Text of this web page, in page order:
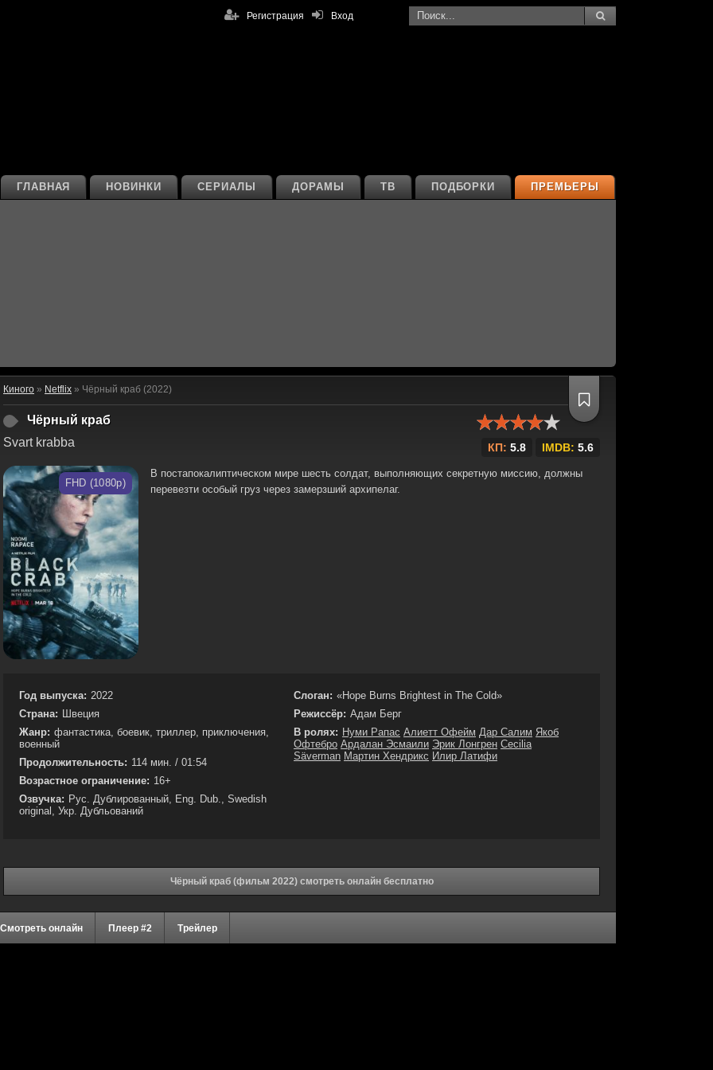
Вход
Регистрация
ПРЕМЬЕРЫ
ПОДБОРКИ
ТВ
ДОРАМЫ
СЕРИАЛЫ
НОВИНКИ
ГЛАВНАЯ
Киного » Netflix » Чёрный краб (2022)
Чёрный краб
Svart krabba
КП: 5.8 IMDB: 5.6
FHD (1080p)
В постапокалиптическом мире шесть солдат, выполняющих секретную миссию, должны
перевезти особый груз через замерзший архипелаг.
Год выпуска: 2022
Страна:
Швеция
Жанр: фантастика, боевик, триллер, приключения,
военный
Продолжительность: 114 мин. / 01:54
Возрастное ограничение: 16+
Озвучка: Рус. Дублированный, Eng. Dub., Swedish
original, Укр. Дубльований
Слоган: «Hope Burns Brightest in The Cold»
Режиссёр: Адам Берг
В ролях: Нуми Рапас Алиетт Офейм Дар Салим Якоб
Офтебро Ардалан Эсмаили Эрик Лонгрен Cecilia
Säverman Мартин Хендрикс Илир Латифи
Чёрный краб (фильм 2022) смотреть онлайн бесплатно
Смотреть онлайн Плеер #2 Трейлер